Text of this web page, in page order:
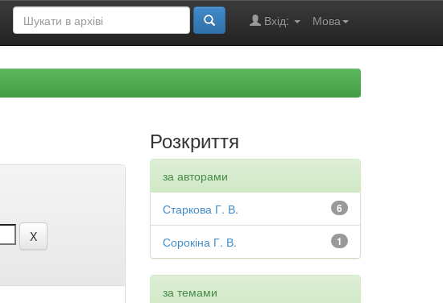
Мова
Вхід:
Розкриття
за авторами
6
Старкова Г. В.
1
Сорокіна Г. В.
за темами